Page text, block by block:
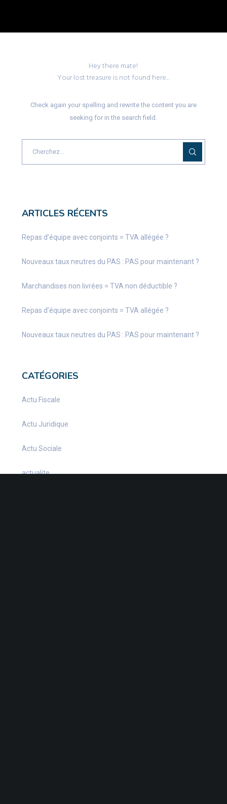
Hey there mate!
Your lost treasure is not found here...
Check again your spelling and rewrite the content you are
seeking for in the search field.
ARTICLES RÉCENTS
Repas d’équipe avec conjoints = TVA allégée ?
Nouveaux taux neutres du PAS : PAS pour maintenant ?
Marchandises non livrées = TVA non déductible ?
Repas d’équipe avec conjoints = TVA allégée ?
Nouveaux taux neutres du PAS : PAS pour maintenant ?
CATÉGORIES
Actu Fiscale
Actu Juridique
Actu Sociale
actualite